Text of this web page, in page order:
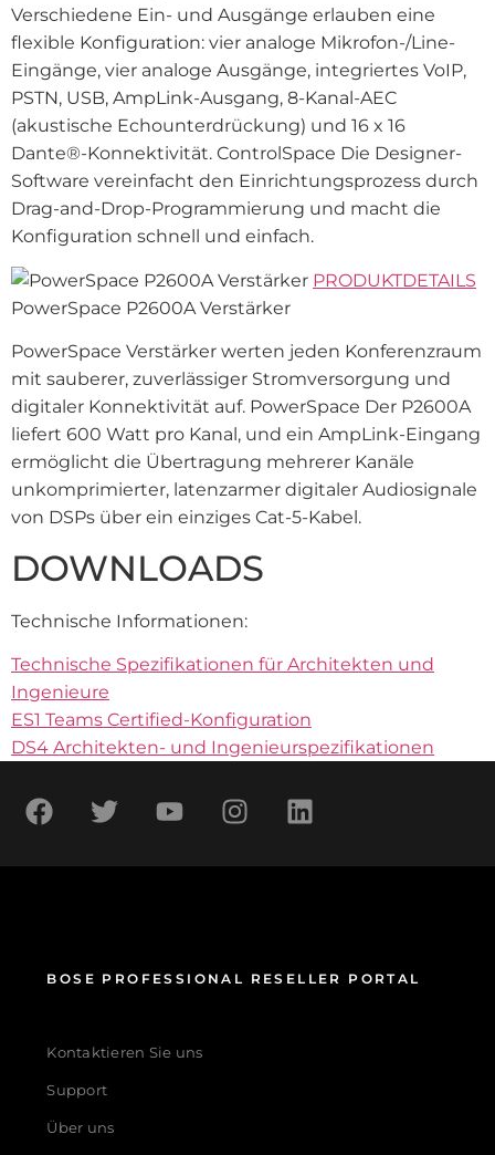
Verschiedene Ein- und Ausgänge erlauben eine
flexible Konfiguration: vier analoge Mikrofon-/Line-
Eingänge, vier analoge Ausgänge, integriertes VoIP,
PSTN, USB, AmpLink-Ausgang, 8-Kanal-AEC
(akustische Echounterdrückung) und 16 x 16
Dante®-Konnektivität. ControlSpace Die Designer-
Software vereinfacht den Einrichtungsprozess durch
Drag-and-Drop-Programmierung und macht die
Konfiguration schnell und einfach.
PRODUKTDETAILS
PowerSpace P2600A Verstärker
PowerSpace Verstärker werten jeden Konferenzraum
mit sauberer, zuverlässiger Stromversorgung und
digitaler Konnektivität auf. PowerSpace Der P2600A
liefert 600 Watt pro Kanal, und ein AmpLink-Eingang
ermöglicht die Übertragung mehrerer Kanäle
unkomprimierter, latenzarmer digitaler Audiosignale
von DSPs über ein einziges Cat-5-Kabel.
DOWNLOADS
Technische Informationen:
Technische Spezifikationen für Architekten und
Ingenieure
ES1 Teams Certified-Konfiguration
DS4 Architekten- und Ingenieurspezifikationen
BOSE PROFESSIONAL RESELLER PORTAL
Kontaktieren Sie uns
Support
Über uns